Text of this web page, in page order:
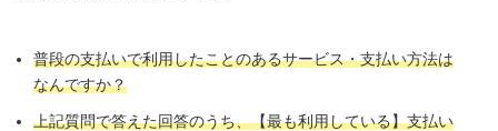
普段の支払いで利用したことのあるサービス・支払い方法は
なんですか？
上記質問で答えた回答のうち、【最も利用している】支払い